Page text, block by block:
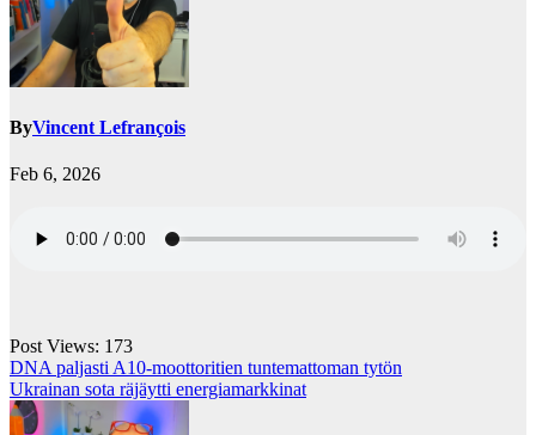
ByVincent Lefrançois
Feb 6, 2026
Post Views: 173
Post
navigation
DNA paljasti A10-moottoritien tuntemattoman tytön
Ukrainan sota räjäytti energiamarkkinat